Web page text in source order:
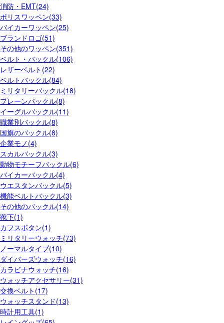
消防・EMT(24)
ポリスワッペン(33)
バイカーワッペン(25)
ブランドロゴ(51)
その他のワッペン(351)
ベルト・バックル(106)
レザーベルト(22)
ベルトバックル(84)
ミリタリーバックル(18)
プレーンバックル(8)
イーグルバックル(11)
職業別バックル(8)
国旗のバックル(8)
企業モノ(4)
スカルバックル(3)
動物モチーフバックル(6)
バイカーバックル(4)
ウエスタンバックル(5)
機能ベルトバックル(3)
その他のバックル(14)
靴下(1)
カフスボタン(1)
ミリタリーウォッチ(73)
ノーマルタイプ(10)
ダイバーズウォッチ(16)
カラビナウォッチ(16)
ウォッチアクセサリー(31)
交換ベルト(17)
ウォッチスタンド(13)
時計用工具(1)